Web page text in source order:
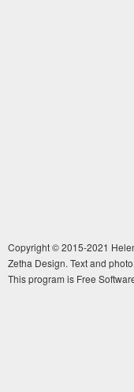
Copyright © 2015-2021
Zetha Design. Text and
This program is Free